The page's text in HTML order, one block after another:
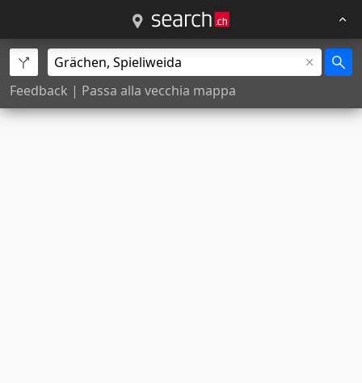
Feedback | Passa alla vecchia mappa